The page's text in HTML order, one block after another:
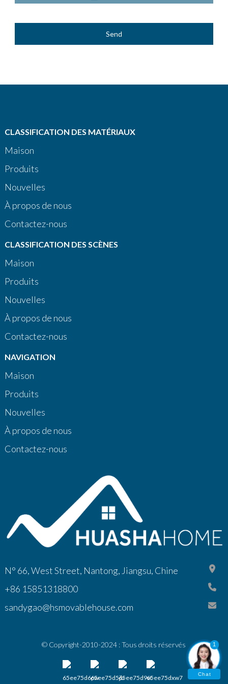
Send
CLASSIFICATION DES MATÉRIAUX
Maison
Produits
Nouvelles
À propos de nous
Contactez-nous
CLASSIFICATION DES SCÈNES
Maison
Produits
Nouvelles
À propos de nous
Contactez-nous
NAVIGATION
Maison
Produits
Nouvelles
À propos de nous
Contactez-nous
N° 66, West Street, Nantong, Jiangsu, Chine
+86 15851318800
sandygao@hsmovablehouse.com
© Copyright-2010-2024 : Tous droits réservés 1
Chat